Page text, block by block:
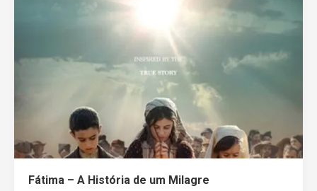
Fátima – A História de um Milagre